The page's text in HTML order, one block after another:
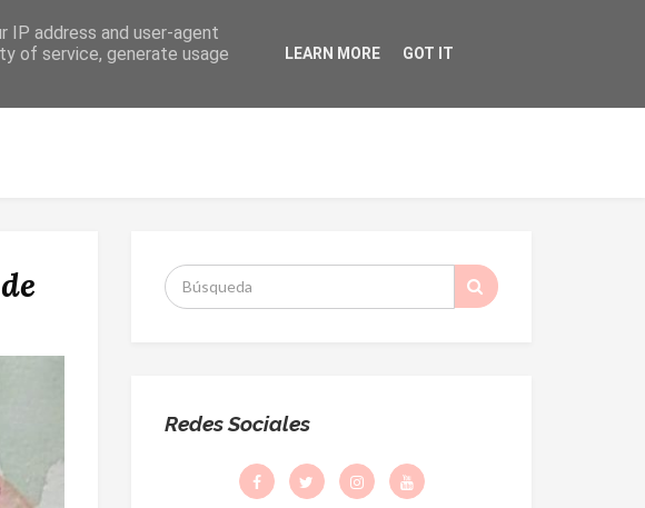
S
:
Redes Sociales
IP address and user-agent
of service, generate usage
LEARN MORE GOT IT